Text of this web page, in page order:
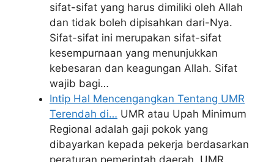
sifat-sifat yang harus dimiliki oleh Allah
dan tidak boleh dipisahkan dari-Nya.
Sifat-sifat ini merupakan sifat-sifat
kesempurnaan yang menunjukkan
kebesaran dan keagungan Allah. Sifat
wajib bagi…
Intip Hal Mencengangkan Tentang UMR
Terendah di… UMR atau Upah Minimum
Regional adalah gaji pokok yang
dibayarkan kepada pekerja berdasarkan
peraturan pemerintah daerah. UMR